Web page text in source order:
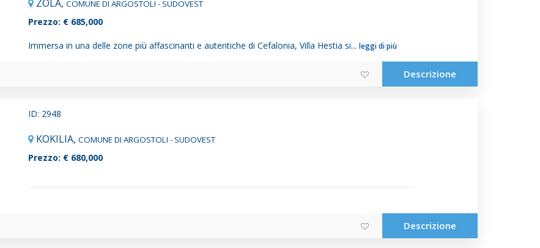
ZOLA, COMUNE DI ARGOSTOLI - SUDOVEST
Prezzo: € 685,000
Immersa in una delle zone più affascinanti e autentiche di Cefalonia, Villa Hestia si... leggi di più
Descrizione
ID: 2948
KOKILIA, COMUNE DI ARGOSTOLI - SUDOVEST
Prezzo: € 680,000
Descrizione